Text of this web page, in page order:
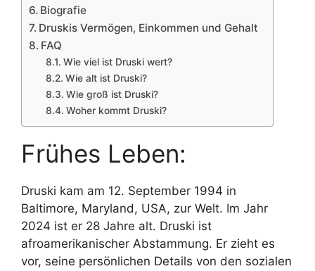
Biografie
Druskis Vermögen, Einkommen und Gehalt
FAQ
Wie viel ist Druski wert?
Wie alt ist Druski?
Wie groß ist Druski?
Woher kommt Druski?
Frühes Leben:
Druski kam am 12. September 1994 in
Baltimore, Maryland, USA, zur Welt. Im Jahr
2024 ist er 28 Jahre alt. Druski ist
afroamerikanischer Abstammung. Er zieht es
vor, seine persönlichen Details von den sozialen